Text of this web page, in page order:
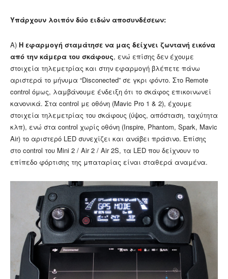
Υπάρχουν λοιπόν δύο ειδών αποσυνδέσεων:
Α) Η εφαρμογή σταμάτησε να μας δείχνει ζωντανή εικόνα
από την κάμερα του σκάφους, ενώ επίσης δεν έχουμε
στοιχεία τηλεμετρίας και στην εφαρμογή βλέπετε πάνω
αριστερά το μήνυμα “Disconected” σε γκρι φόντο. Στο Remote
control όμως, λαμβάνουμε ένδειξη ότι το σκάφος επικοινωνεί
κανονικά. Στα control με οθόνη (Mavic Pro 1 & 2), έχουμε
στοιχεία τηλεμετρίας του σκάφους (ύψος, απόσταση, ταχύτητα
κλπ), ενώ στα control χωρίς οθόνη (Inspire, Phantom, Spark, Mavic
Air) το αριστερό LED συνεχίζει και ανάβει πράσινο. Επίσης
στο control του Mini 2 / Air 2 / Air 2S, τα LED που δείχνουν το
επίπεδο φόρτισης της μπαταρίας είναι σταθερά αναμένα.